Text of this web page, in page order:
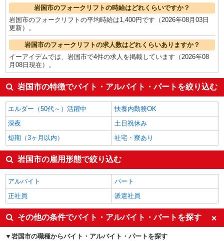
岩国市のフォークリフトの時給はどれくらいですか？
岩国市のフォークリフトの平均時給は1,400円です（2026年08月03日
更新）。
岩国市のフォークリフトの求人数はどれくらいありますか？
イーアイデムでは、岩国市で4件の求人を掲載しています（2026年08
月08日現在）。
岩国市の特徴でバイト・アルバイト・パートを絞り込む
エルダー（50代～）活躍中
扶養内勤務OK
深夜
土日祝休み
短期（3ヶ月以内）
社宅・寮あり
岩国市の雇用形態で絞り込む
アルバイト
パート
正社員
派遣社員
その他の条件でバイト・アルバイト・パートを探す
岩国市の職種からバイト・アルバイト・パートを探す